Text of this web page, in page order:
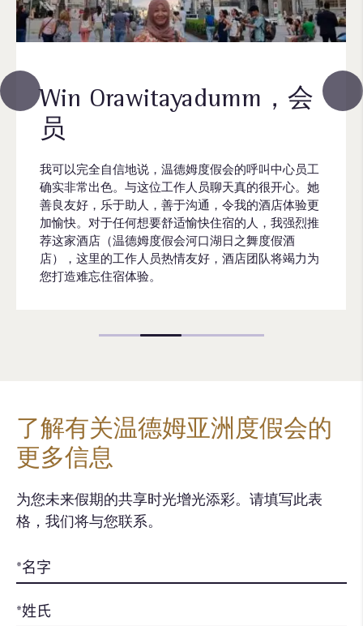
Win Orawitayadumm，会
员
我可以完全自信地说，温德姆度假会的呼叫中心员工
确实非常出色。与这位工作人员聊天真的很开心。她
善良友好，乐于助人，善于沟通，令我的酒店体验更
加愉快。对于任何想要舒适愉快住宿的人，我强烈推
荐这家酒店（温德姆度假会河口湖日之舞度假酒
店），这里的工作人员热情友好，酒店团队将竭力为
您打造难忘住宿体验。
了解有关温德姆亚洲度假会的
更多信息
为您未来假期的共享时光增光添彩。请填写此表
格，我们将与您联系。